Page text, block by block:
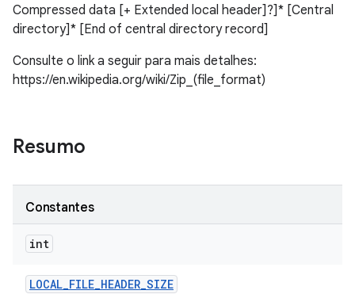
Compressed data [+ Extended local header]?]* [Central
directory]* [End of central directory record]
Consulte o link a seguir para mais detalhes:
https://en.wikipedia.org/wiki/Zip_(file_format)
Resumo
Constantes
int
LOCAL_FILE_HEADER_SIZE